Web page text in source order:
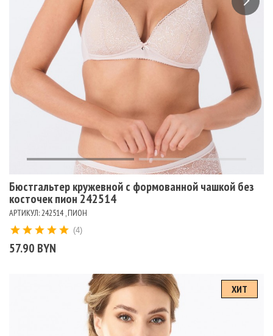
Бюстгальтер кружевной с формованной чашкой без
косточек пион 242514
АРТИКУЛ: 242514 , ПИОН
57.90 BYN
(4)
ХИТ